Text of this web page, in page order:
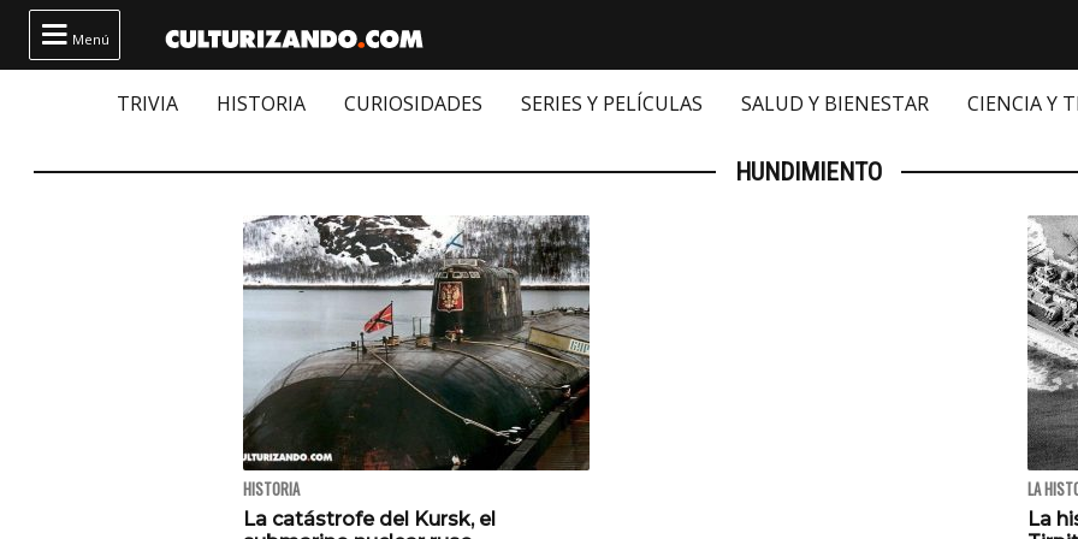
 Menú
TRIVIA HISTORIA CURIOSIDADES SERIES Y PELÍCULAS SALUD Y BIENESTAR CIENCIA Y
HUNDIMIENTO
HISTORIA
La catástrofe del Kursk, el
LA
La